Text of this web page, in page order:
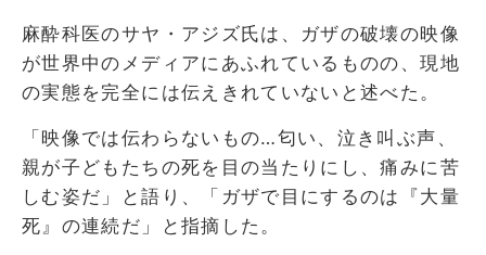
麻酔科医のサヤ・アジズ氏は、ガザの破壊の映像
が世界中のメディアにあふれているものの、現地
の実態を完全には伝えきれていないと述べた。
「映像では伝わらないもの…匂い、泣き叫ぶ声、
親が子どもたちの死を目の当たりにし、痛みに苦
しむ姿だ」と語り、「ガザで目にするのは『大量
死』の連続だ」と指摘した。